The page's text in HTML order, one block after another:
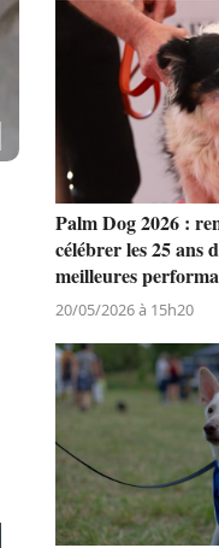
Palm Dog 2026 :
célébrer les 25 ans
meilleures
de Cannes
20/05/2026 à 15h20